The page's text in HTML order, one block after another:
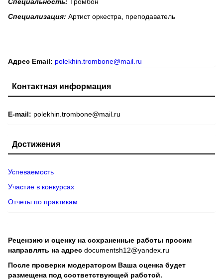
Специализация: Артист оркестра, преподаватель
Адрес Email: polekhin.trombone@mail.ru
Контактная информация
E-mail: polekhin.trombone@mail.ru
Достижения
Успеваемость
Участие в конкурсах
Отчеты по практикам
Рецензию и оценку на сохраненные работы просим
направлять на адрес documentsh12@yandex.ru
После проверки модератором Ваша оценка будет
размещена под соответствующей работой.